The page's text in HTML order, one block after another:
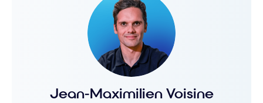
Jean-Maximilien Voisine